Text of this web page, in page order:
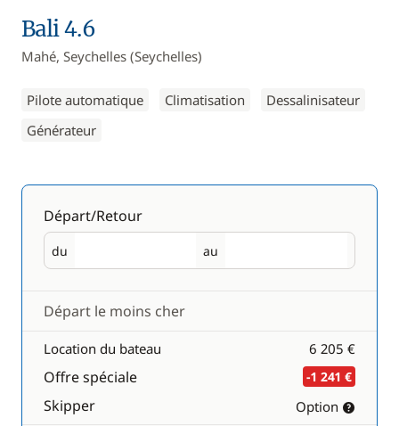
Bali 4.6
Mahé, Seychelles (Seychelles)
Pilote automatique Climatisation
Dessalinisateur
Générateur
Départ/Retour
du
Départ au
Retour
Départ le moins cher
Location du bateau 6 205 €
Offre spéciale -1 241 €
Skipper Option